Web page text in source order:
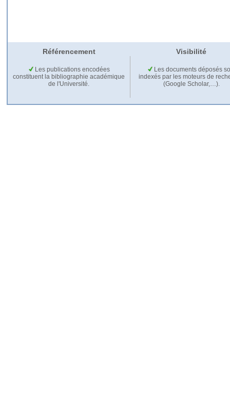
Référencement Visibilité
Les publications encodées
constituent la bibliographie académique
de l'Université.
Les documents déposés
indexés par les moteurs de
(Google Scholar,…).